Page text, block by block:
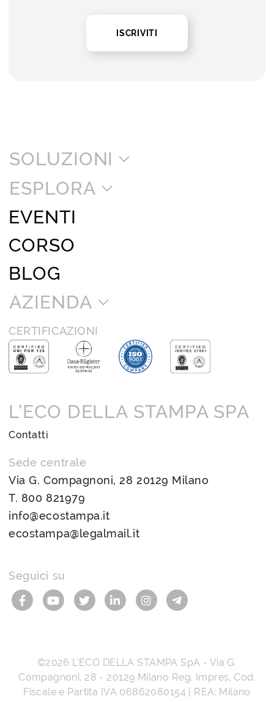
ISCRIVITI
SOLUZIONI
ESPLORA
EVENTI
CORSO
BLOG
AZIENDA
CERTIFICAZIONI
L’ECO DELLA STAMPA SPA
Contatti
Sede centrale
Via G. Compagnoni, 28 20129 Milano
T. 800 821979
info@ecostampa.it
ecostampa@legalmail.it
Seguici su
©2026 L’ECO DELLA STAMPA SpA - Via G.
Compagnoni, 28 - 20129 Milano Reg. Impres, Cod.
Fiscale e Partita IVA 06862080154 | REA: Milano